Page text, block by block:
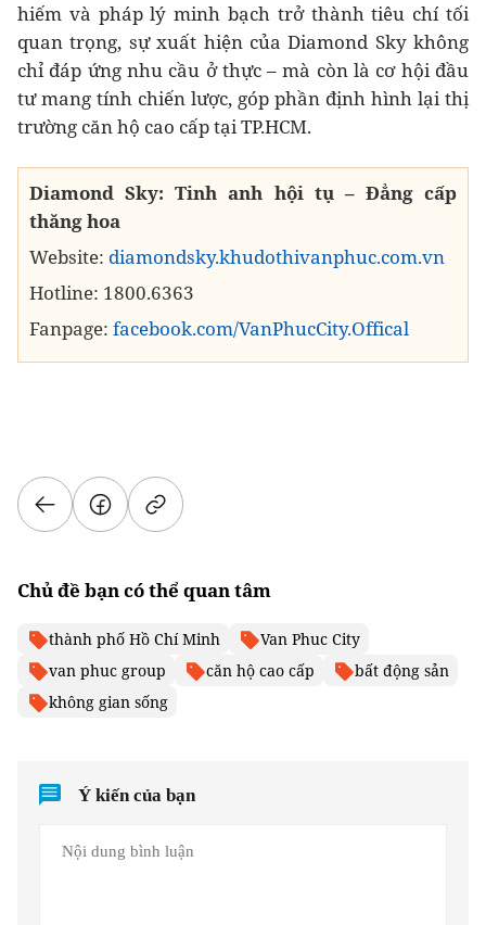
hiếm và pháp lý minh bạch trở thành tiêu chí tối
quan trọng, sự xuất hiện của Diamond Sky không
chỉ đáp ứng nhu cầu ở thực – mà còn là cơ hội đầu
tư mang tính chiến lược, góp phần định hình lại thị
trường căn hộ cao cấp tại TP.HCM.
Diamond Sky: Tinh anh hội tụ – Đẳng cấp
thăng hoa
Website: diamondsky.khudothivanphuc.com.vn
Hotline: 1800.6363
Fanpage: facebook.com/VanPhucCity.Offical
Chủ đề bạn có thể quan tâm
thành phố Hồ Chí Minh
Van Phuc City
van phuc group
căn hộ cao cấp
bất động sản
không gian sống
Ý kiến của bạn